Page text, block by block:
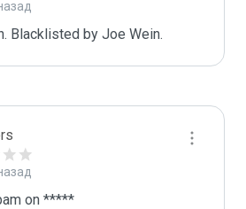
Blacklisted by Joe Wein.
on *****